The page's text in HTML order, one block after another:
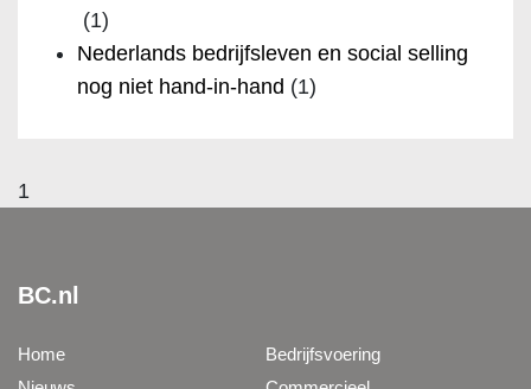
(1)
Nederlands bedrijfsleven en social selling
nog niet hand-in-hand (1)
1
BC.nl
Home
Bedrijfsvoering